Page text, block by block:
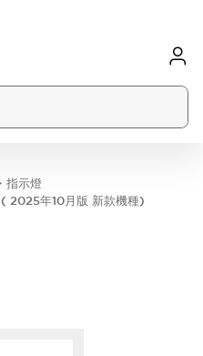
指示燈
2025年10月版 新款機種)